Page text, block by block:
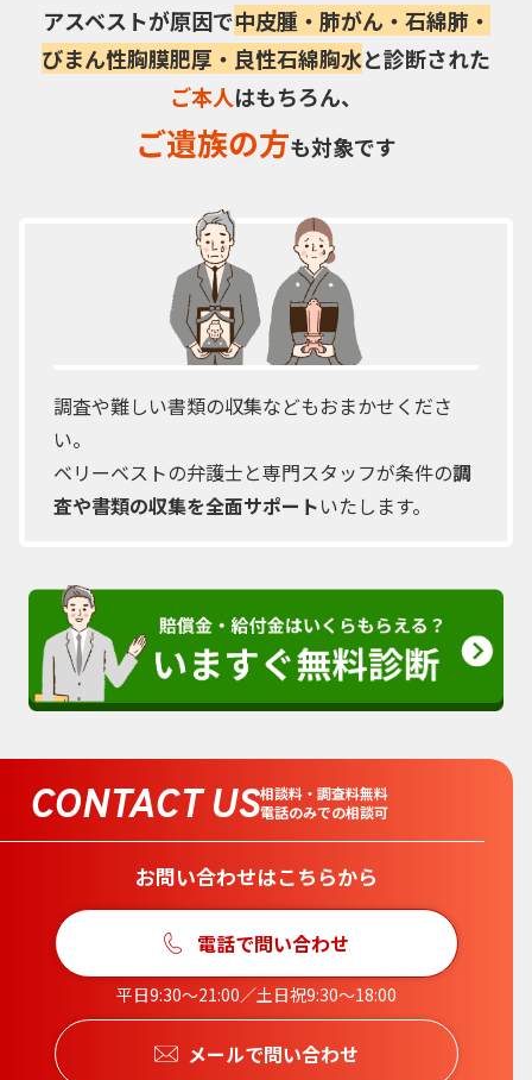
アスベストが原因で中皮腫・肺がん・石綿肺・
びまん性胸膜肥厚・良性石綿胸水と診断された
ご本人はもちろん、
ご遺族の方も対象です
調査や難しい書類の収集などもおまかせくださ
い。
ベリーベストの弁護士と専門スタッフが条件の調
査や書類の収集を全面サポートいたします。
CONTACT US相談料・調査料無料
電話のみでの相談可
お問い合わせはこちらから
電話で問い合わせ
平日9:30〜21:00／土日祝9:30〜18:00
メールで問い合わせ